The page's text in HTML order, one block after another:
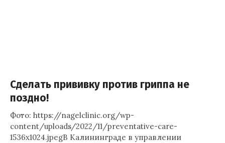
Сделать прививку против гриппа не
поздно!
Фото: https://nagelclinic.org/wp-
content/uploads/2022/11/preventative-care-
1536x1024.jpegВ Калининграде в управлении